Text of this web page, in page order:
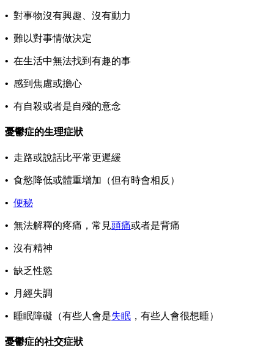
• 對事物沒有興趣、沒有動力
• 難以對事情做決定
• 在生活中無法找到有趣的事
• 感到焦慮或擔心
• 有自殺或者是自殘的意念
憂鬱症的生理症狀
• 走路或說話比平常更遲緩
• 食慾降低或體重增加（但有時會相反）
• 便秘
• 無法解釋的疼痛，常見頭痛或者是背痛
• 沒有精神
• 缺乏性慾
• 月經失調
• 睡眠障礙（有些人會是失眠 ，有些人會很想睡）
憂鬱症的社交症狀